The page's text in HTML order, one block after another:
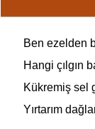
Ben ezelden
Hangi çılgın
Kükremiş sel
Yırtarım